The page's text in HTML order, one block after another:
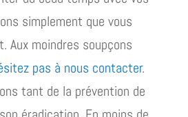
simplement que vous
Aux moindres soupçons
pas à nous contacter.
tant de la prévention de